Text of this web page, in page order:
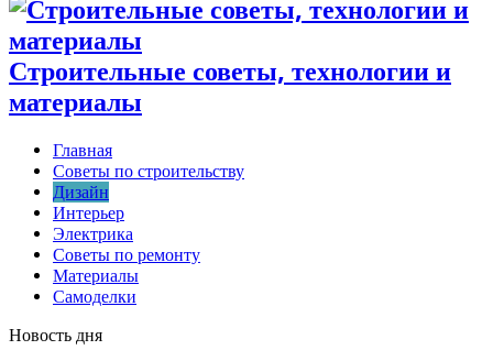
Строительные советы, технологии и
материалы
Главная
Советы по строительству
Дизайн
Интерьер
Электрика
Советы по ремонту
Материалы
Самоделки
Новость дня